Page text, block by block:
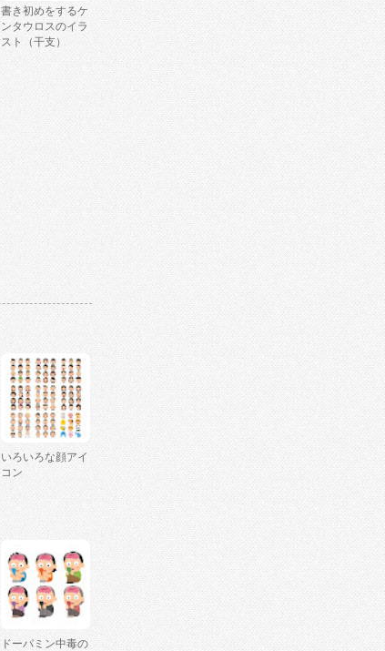
書き初めをするケ
ンタウロスのイラ
スト（干支）
いろいろな顔アイ
コン
ドーパミン中毒の